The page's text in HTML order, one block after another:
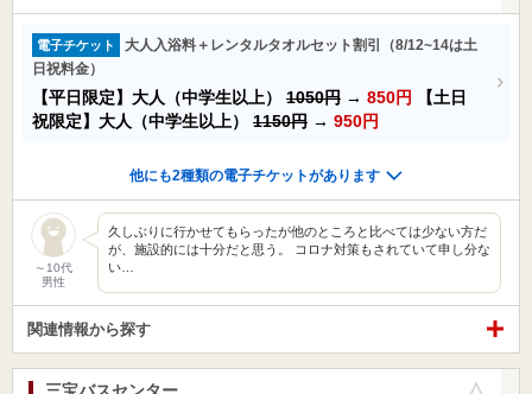
電子チケット
大人入浴料＋レンタルタオルセット割引（8/12~14は土
日祝料金）
【平日限定】大人（中学生以上） 1050円 → 850円
【土日
祝限定】大人（中学生以上） 1150円 → 950円
他にも2種類の電子チケットがあります
～10代
男性
久しぶりに行かせてもらったが他のところと比べては少ない方だ
が、施設的には十分だと思う。 コロナ対策もされていて申し分な
い…
関連情報から探す
お気に入
三宝バスセンター